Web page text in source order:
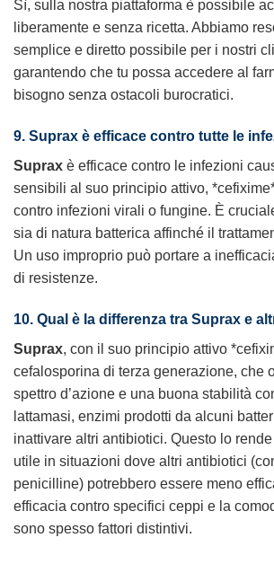
Sì, sulla nostra piattaforma è possibile
liberamente e senza ricetta. Abbiamo
semplice e diretto possibile per i nostri
garantendo che tu possa accedere al
bisogno senza ostacoli burocratici.
9. Suprax è efficace contro tutte le
Suprax è efficace contro le infezioni
sensibili al suo principio attivo,
contro infezioni virali o fungine. È
sia di natura batterica affinché il
Un uso improprio può portare a
di resistenze.
10. Qual è la differenza tra Suprax e
Suprax, con il suo principio attivo
cefalosporina di terza generazione, che
spettro d’azione e una buona stabilità
lattamasi, enzimi prodotti da alcuni
inattivare altri antibiotici. Questo lo
utile in situazioni dove altri antibiotici
penicilline) potrebbero essere meno
efficacia contro specifici ceppi e la
sono spesso fattori distintivi.